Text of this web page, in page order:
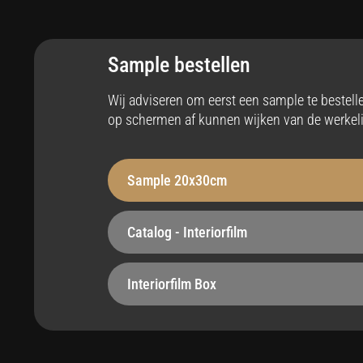
Stabiliteit
Robuust - 230 µm
Hittebestendig
tot max 110°C
Onderhoudsvriendelijk
Easy apply
Sample bestellen
Wij adviseren om eerst een sample te
op schermen af kunnen wijken van de
Sample 20x30cm
Catalog - Interiorfilm
Interiorfilm Box